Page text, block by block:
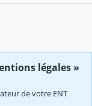
légales »
de votre ENT